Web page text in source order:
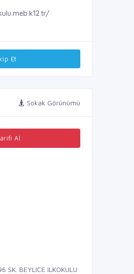
Et
Sokak Görünümü
Al
SK. BEYLICE ILKOKULU